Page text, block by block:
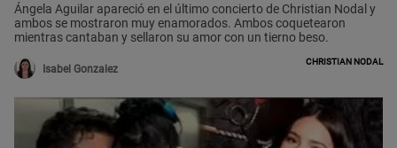
Ángela Aguilar apareció en el último concierto de Christian Nodal y
ambos se mostraron muy enamorados. Ambos coquetearon
mientras cantaban y sellaron su amor con un tierno beso.
Isabel Gonzalez
Christian Nodal